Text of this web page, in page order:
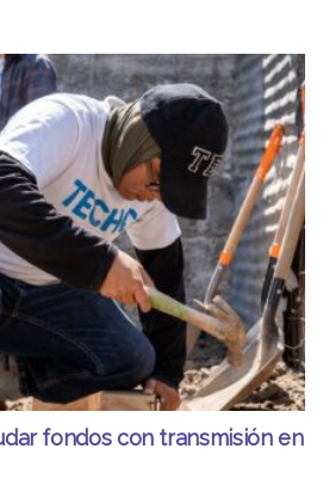
fondos con transmisión en